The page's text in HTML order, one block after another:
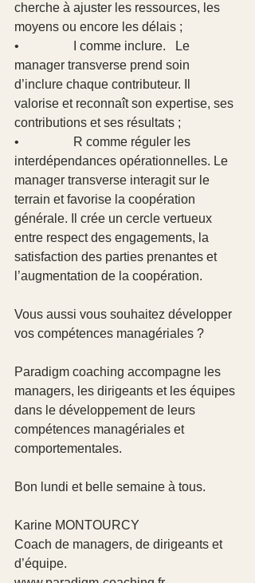
cherche à ajuster les ressources, les
moyens ou encore les délais ;
•                 I comme inclure.   Le
manager transverse prend soin
d’inclure chaque contributeur. Il
valorise et reconnaît son expertise, ses
contributions et ses résultats ;
•                 R comme réguler les
interdépendances opérationnelles. Le
manager transverse interagit sur le
terrain et favorise la coopération
générale. Il crée un cercle vertueux
entre respect des engagements, la
satisfaction des parties prenantes et
l’augmentation de la coopération.
Vous aussi vous souhaitez développer
vos compétences managériales ?
Paradigm coaching accompagne les
managers, les dirigeants et les équipes
dans le développement de leurs
compétences managériales et
comportementales.
Bon lundi et belle semaine à tous.
Karine MONTOURCY
Coach de managers, de dirigeants et
d’équipe.